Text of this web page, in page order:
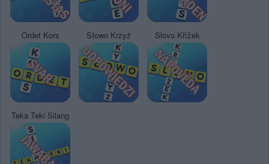
Ordet Kors Słowo Krzyż Slovo Křížek
Teka Teki Silang